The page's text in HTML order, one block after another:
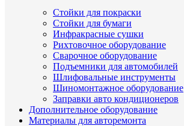
Стойки для покраски
Стойки для бумаги
Инфракрасные сушки
Рихтовочное оборудование
Сварочное оборудование
Подъемники для автомобилей
Шлифовальные инструменты
Шиномонтажное оборудование
Заправки авто кондиционеров
Дополнительное оборудование
Материалы для авторемонта